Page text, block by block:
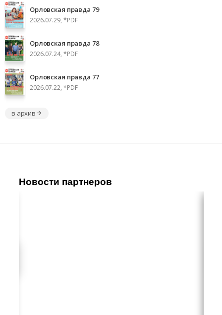
Орловская правда 79
2026.07.29, *PDF
Орловская правда 78
2026.07.24, *PDF
Орловская правда 77
2026.07.22, *PDF
в архив
Новости партнеров